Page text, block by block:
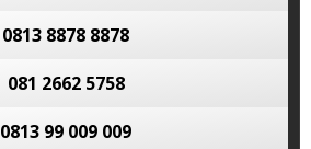
0813 8878 8878
081 2662 5758
0813 99 009 009